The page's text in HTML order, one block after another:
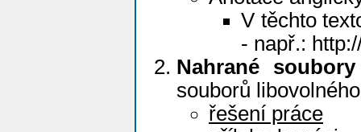
V těchto
- např.:
Nahrané
souborů
řešení práce